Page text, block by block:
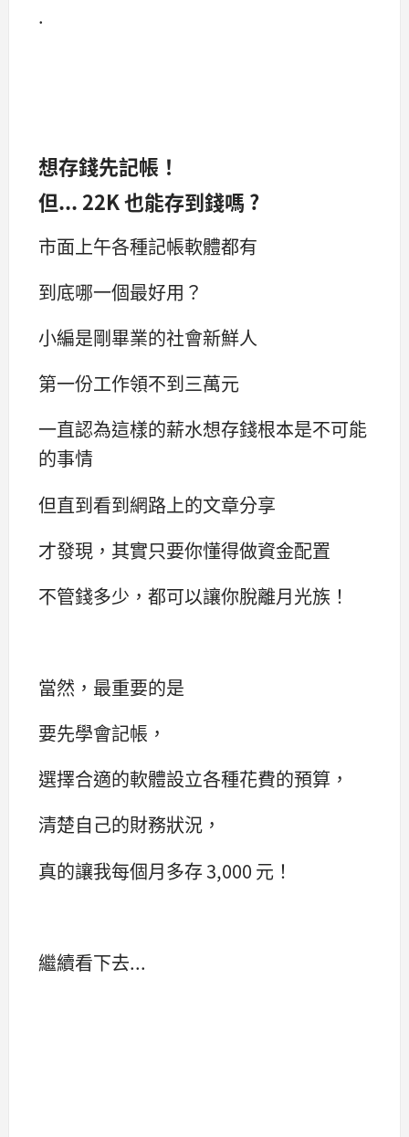
.
想存錢先記帳！
但... 22K 也能存到錢嗎 ?
市面上午各種記帳軟體都有
到底哪一個最好用？
小編是剛畢業的社會新鮮人
第一份工作領不到三萬元
一直認為這樣的薪水想存錢根本是不可能
的事情
但直到看到網路上的文章分享
才發現，其實只要你懂得做資金配置
不管錢多少，都可以讓你脫離月光族！
當然，最重要的是
要先學會記帳，
選擇合適的軟體設立各種花費的預算，
清楚自己的財務狀況，
真的讓我每個月多存 3,000 元！
繼續看下去...